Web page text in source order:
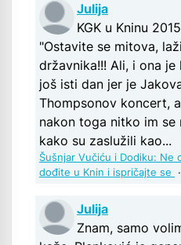
Julija
KGK u Kninu
"Ostavite se mitova,
državnika!!! Ali, i ona je
još isti dan jer je
Thompsonov koncert,
nakon toga nitko im
kako su zaslužili kao...
Šušnjar Vučiću i Dodiku: Ne
dođite u Knin i ispričajte se
·
Julija
Znam, samo